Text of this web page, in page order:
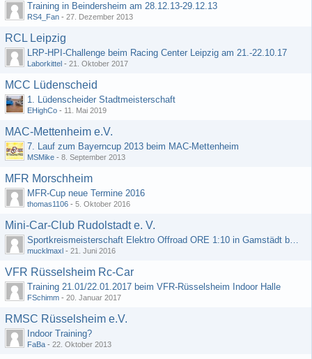
Training in Beindersheim am 28.12.13-29.12.13
RS4_Fan - 27. Dezember 2013
RCL Leipzig
LRP-HPI-Challenge beim Racing Center Leipzig am 21.-22.10.17
Laborkittel - 21. Oktober 2017
MCC Lüdenscheid
1. Lüdenscheider Stadtmeisterschaft
EHighCo - 11. Mai 2019
MAC-Mettenheim e.V.
7. Lauf zum Bayerncup 2013 beim MAC-Mettenheim
MSMike - 8. September 2013
MFR Morschheim
MFR-Cup neue Termine 2016
thomas1106 - 5. Oktober 2016
Mini-Car-Club Rudolstadt e. V.
Sportkreismeisterschaft Elektro Offroad ORE 1:10 in Gamstädt bei Erfurt, Outdoor mit Indoor Ausweichmöglichkeit!!!
mucklmaxl - 21. Juni 2016
VFR Rüsselsheim Rc-Car
Training 21.01/22.01.2017 beim VFR-Rüsselsheim Indoor Halle
FSchimm - 20. Januar 2017
RMSC Rüsselsheim e.V.
Indoor Training?
FaBa - 22. Oktober 2013